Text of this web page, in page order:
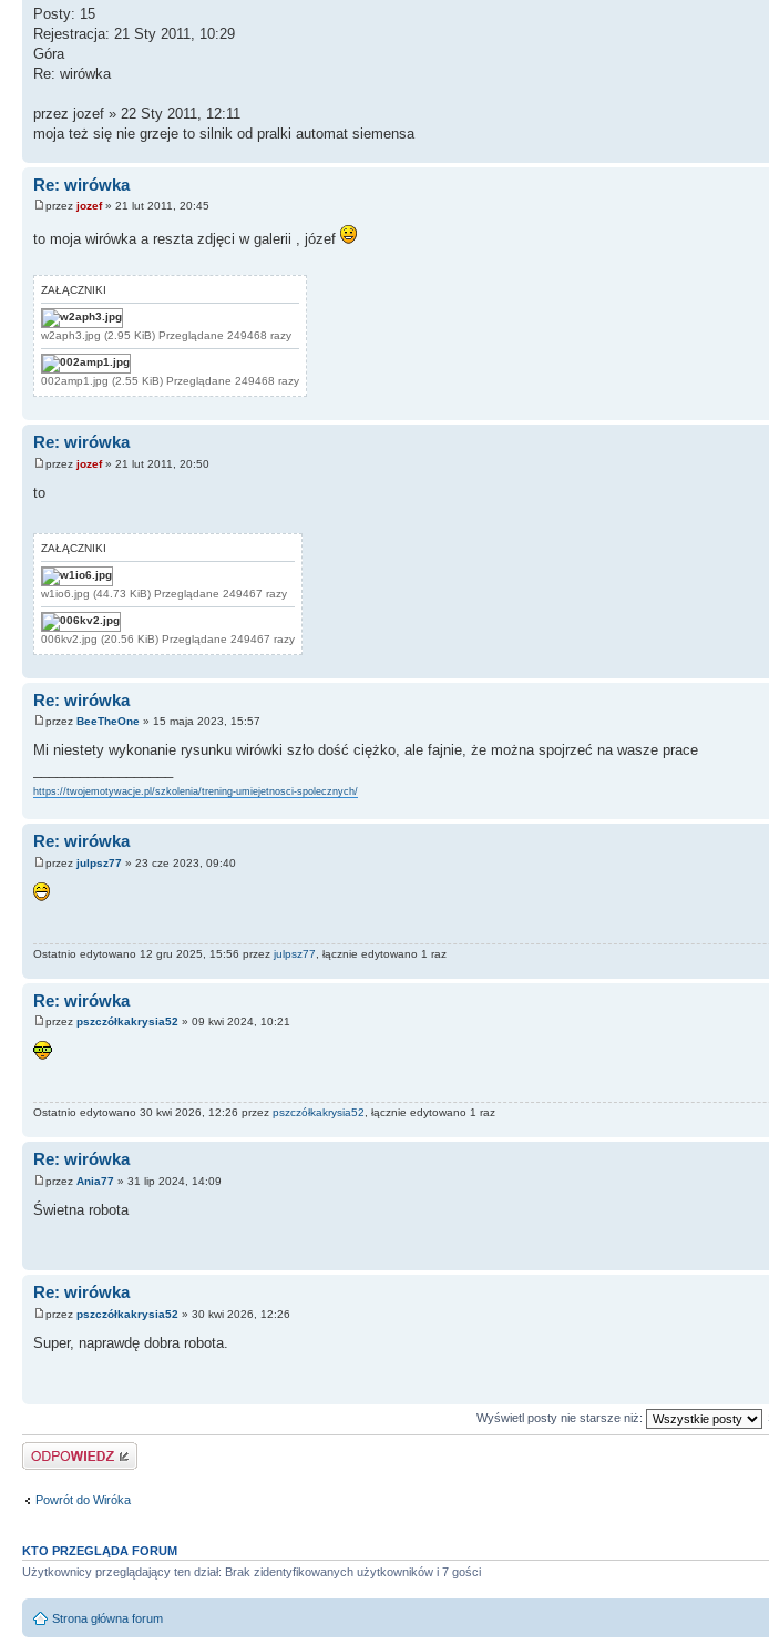
Posty: 15
Rejestracja: 21 Sty 2011, 10:29
Góra
Re: wirówka
przez jozef » 22 Sty 2011, 12:11
moja też się nie grzeje to silnik od pralki automat siemensa
Re: wirówka
przez jozef» 21 lut 2011, 20:45
to moja wirówka a reszta zdjęci w galerii , józef
ZAŁĄCZNIKI
w2aph3.jpg (2.95 KiB) Przeglądane 249468 razy
002amp1.jpg (2.55 KiB) Przeglądane 249468 razy
Re: wirówka
przez jozef» 21 lut 2011, 20:50
to
ZAŁĄCZNIKI
w1io6.jpg (44.73 KiB) Przeglądane 249467 razy
006kv2.jpg (20.56 KiB) Przeglądane 249467 razy
Re: wirówka
przez BeeTheOne » 15 maja 2023, 15:57
Mi niestety wykonanie rysunku wirówki szło dość ciężko, ale fajnie, że można spojrzeć na wasze prace
https://twojemotywacje.pl/szkolenia/trening-umiejetnosci-spolecznych/
Re: wirówka
przez julpsz77 » 23 cze 2023, 09:40
Ostatnio edytowano 12 gru 2025, 15:56 przez julpsz77 , łącznie edytowano 1 raz
Re: wirówka
przez pszczółkakrysia52 » 09 kwi 2024, 10:21
Ostatnio edytowano 30 kwi 2026, 12:26 przez pszczółkakrysia52 , łącznie edytowano 1 raz
Re: wirówka
przez Ania77 » 31 lip 2024, 14:09
Świetna robota
Re: wirówka
przez pszczółkakrysia52 » 30 kwi 2026, 12:26
Super, naprawdę dobra robota.
Wyświetl posty nie starsze niż:
Odpowiedz
Powrót do Wiróka
KTO PRZEGLĄDA FORUM
Użytkownicy przeglądający ten dział: Brak zidentyfikowanych użytkowników i 7 gości
Strona główna forum